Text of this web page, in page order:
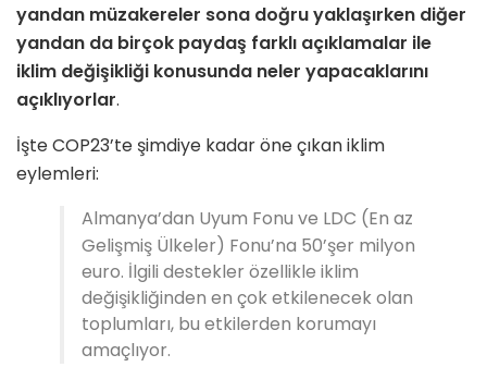
yandan müzakereler sona doğru yaklaşırken diğer
yandan da birçok paydaş farklı açıklamalar ile
iklim değişikliği konusunda neler yapacaklarını
açıklıyorlar.
İşte COP23’te şimdiye kadar öne çıkan iklim
eylemleri:
Almanya’dan Uyum Fonu ve LDC (En az
Gelişmiş Ülkeler) Fonu’na 50’şer milyon
euro. İlgili destekler özellikle iklim
değişikliğinden en çok etkilenecek olan
toplumları, bu etkilerden korumayı
amaçlıyor.